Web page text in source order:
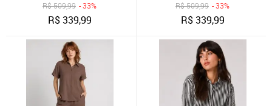
R$509,99 - 33%
R$339,99
R$509,99 - 33%
R$339,99